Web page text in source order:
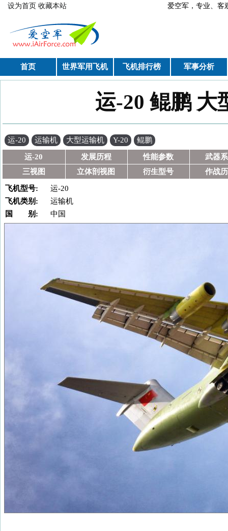
跳转到主要内容
设为首页 收藏本站 爱空军，专业、
首页 世界军用飞机 飞机排行榜 军事分析
运-20 鲲鹏 大
运-20 运输机 大型运输机 Y-20 鲲鹏
运-20 发展历程 性能参数
武器
三视图
立体剖视图 衍生型号 作战
飞机型号:
运-20
飞机类别:
运输机
国 别:
中国